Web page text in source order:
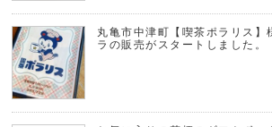
丸亀市中津町【喫茶ポラリス】
ラの販売がスタートしました。